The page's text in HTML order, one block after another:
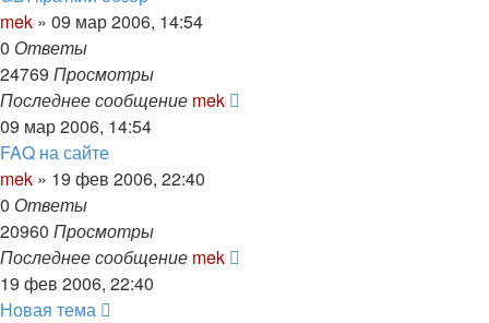
mek » 09 мар 2006, 14:54
0 Ответы
24769 Просмотры
Последнее сообщение mek
09 мар 2006, 14:54
FAQ на сайте
mek » 19 фев 2006, 22:40
0 Ответы
20960 Просмотры
Последнее сообщение mek
19 фев 2006, 22:40
Новая тема